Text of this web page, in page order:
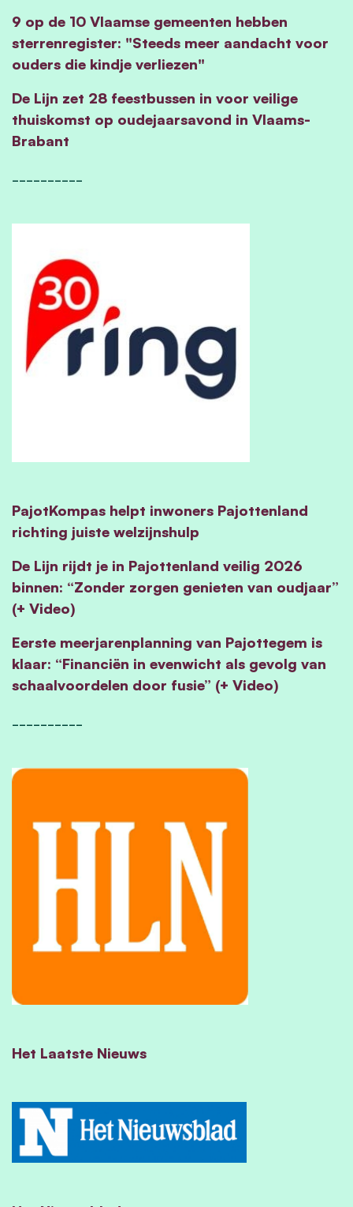
9 op de 10 Vlaamse gemeenten hebben
sterrenregister: "Steeds meer aandacht voor
ouders die kindje verliezen"
De Lijn zet 28 feestbussen in voor veilige
thuiskomst op oudejaarsavond in Vlaams-
Brabant
PajotKompas helpt inwoners Pajottenland
richting juiste welzijnshulp
De Lijn rijdt je in Pajottenland veilig 2026
binnen: “Zonder zorgen genieten van oudjaar”
(+ Video)
Eerste meerjarenplanning van Pajottegem is
klaar: “Financiën in evenwicht als gevolg van
schaalvoordelen door fusie” (+ Video)
Het Laatste Nieuws